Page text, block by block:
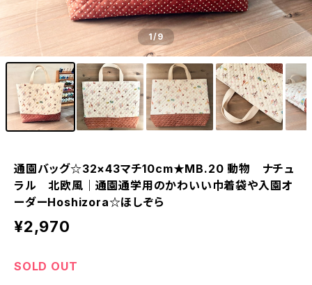
1/9
通園バッグ☆32×43マチ10cm★MB.20 動物 ナチュ
ラル 北欧風｜通園通学用のかわいい巾着袋や入園オ
ーダーHoshizora☆ほしぞら
¥2,970
SOLD OUT